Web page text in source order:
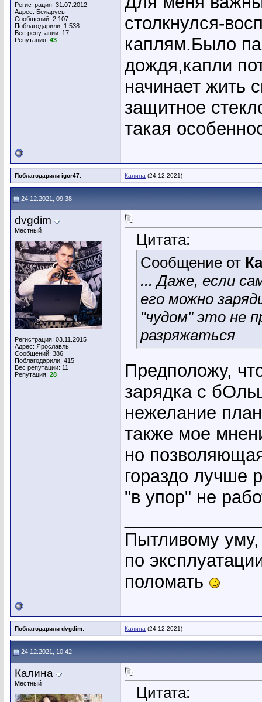
Регистрация: 31.07.2012
Адрес: Беларусь
Сообщений: 2,107
Поблагодарили: 1,538
Вес репутации: 17
Репутация: 43
столкнулся-
каплям.Было
дождя,капли
начинает жить
защитное
такая
Поблагодарили igor47: Калина (24.12.2021)
24.12.2021, 09:38
dvgdim
Местный
Регистрация: 03.11.2015
Адрес: Ярославль
Сообщений: 386
Поблагодарили: 415
Вес репутации: 11
Репутация: 28
Цитата:
Сообщение от
... Даже, если
его можно
"чудом" это не
разряжаться
Предположу,
зарядка с
нежелание
также мое
но
гораздо лучше
"в упор" не
Пытливому уму,
по
поломать
Поблагодарили dvgdim: Калина (24.12.2021)
24.12.2021, 10:42
Калина
Местный
Цитата: